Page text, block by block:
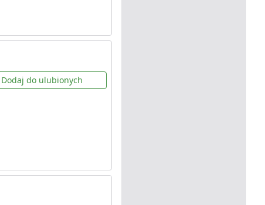
Dodaj do ulubionych